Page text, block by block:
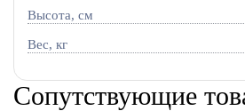
Высота, см
Вес, кг
Сопутствующие